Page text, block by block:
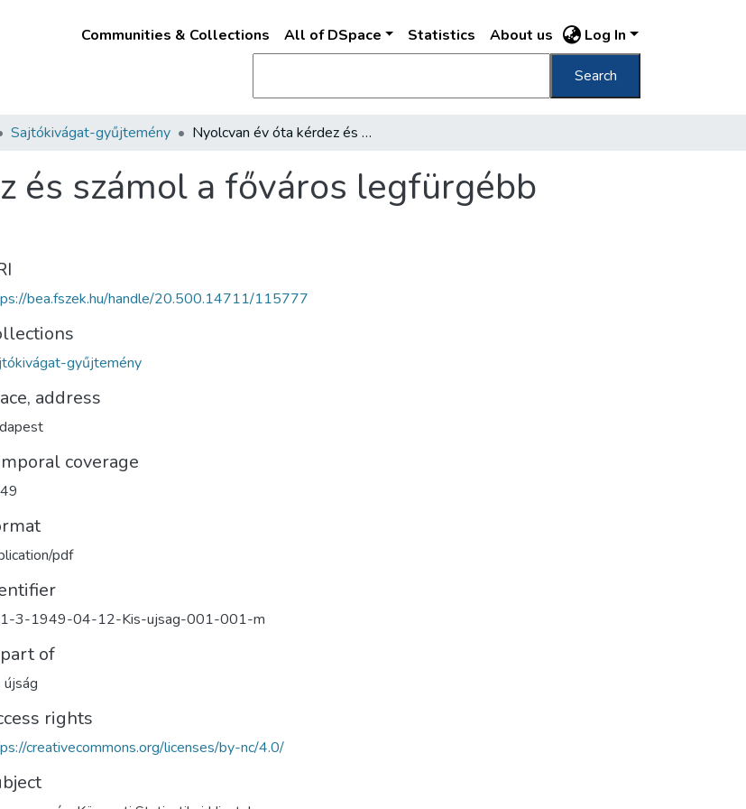
Communities & Collections All of DSpace Statistics About us Log In
Search
Sajtókivágat-gyűjtemény Nyolcvan év óta kérdez és számol a főváros legfürgébb hivatala
és számol a főváros legfürgébb
bea.fszek.hu/handle/20.500.14711/115777
gyűjtemény
address
coverage
pdf
3-1949-04-12-Kis-ujsag-001-001-m
of
újság
rights
creativecommons.org/licenses/by-nc/4.0/